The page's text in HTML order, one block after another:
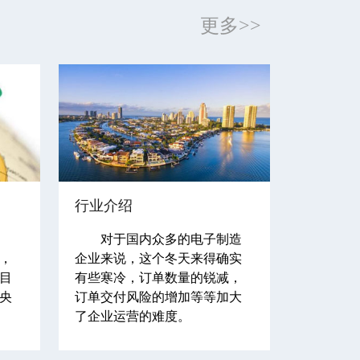
更多>>
行业介绍
对于国内众多的电子制造
企业来说，这个冬天来得确实
有些寒冷，订单数量的锐减，
订单交付风险的增加等等加大
了企业运营的难度。